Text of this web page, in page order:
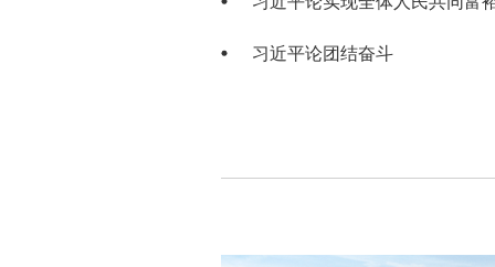
习近平论团结奋斗